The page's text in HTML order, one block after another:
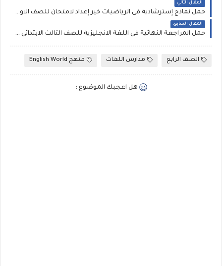
المقال التالي
حمل نماذج إسترشادية فى الرياضيات خير إعداد لامتحان للصف الاول الثانوى نظام حديث 2019
المقال السابق
حمل المراجعة النهائية فى اللغة الانجليزية للصف الثالث الابتدائى منهج انجليش ويرلد English World
الصف الرابع مدارس اللغات منهج English World
هل اعجبك الموضوع :